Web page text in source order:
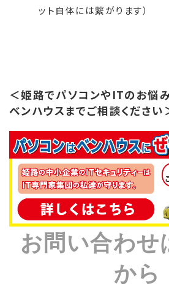
ット自体には繋がります）
＜姫路でパソコンやITのお悩
ベンハウスまでご相談ください
お問い合わせ
から